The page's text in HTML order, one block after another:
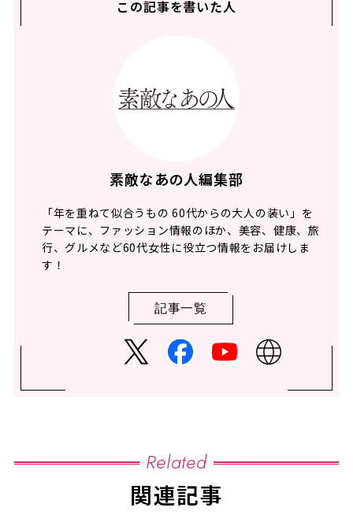
この記事を書いた人
素敵なあの人編集部
「年を重ねて似合うもの 60代からの大人の装い」を
テーマに、ファッション情報のほか、美容、健康、旅
行、グルメなど60代女性に役立つ情報をお届けしま
す！
記事一覧
Related
関連記事